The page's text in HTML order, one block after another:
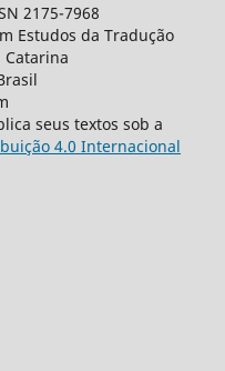
2175-7968
Estudos da Tradução
Catarina
seus textos sob a
4.0 Internacional